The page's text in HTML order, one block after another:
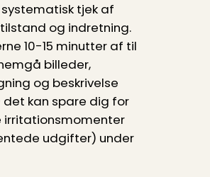
tjek af
og indretning.
10-15 minutter af til
billeder,
og beskrivelse
det kan spare dig for
irritationsmomenter
udgifter) under